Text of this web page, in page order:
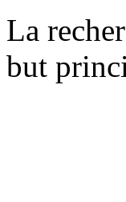
La
but